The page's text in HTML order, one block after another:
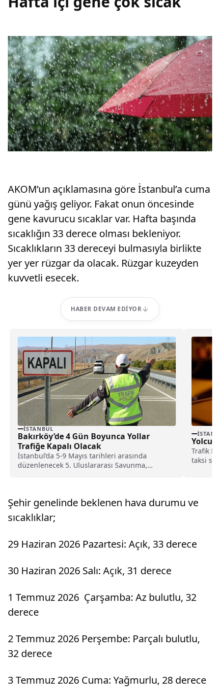
AKOM’un açıklamasına göre İstanbul’a cuma
günü yağış geliyor. Fakat onun öncesinde
gene kavurucu sıcaklar var. Hafta başında
sıcaklığın 33 derece olması bekleniyor.
Sıcaklıkların 33 dereceyi bulmasıyla birlikte
yer yer rüzgar da olacak. Rüzgar kuzeyden
kuvvetli esecek.
HABER DEVAM EDIYOR
İSTANBUL
Bakırköy’de 4 Gün Boyunca Yollar
Trafiğe Kapalı Olacak
İstanbul’da 5-9 Mayıs tarihleri arasında
düzenlenecek 5. Uluslararası Savunma,
Yolcu
Trafik
taksi
Şehir genelinde beklenen hava durumu ve
sıcaklıklar;
29 Haziran 2026 Pazartesi: Açık, 33 derece
30 Haziran 2026 Salı: Açık, 31 derece
1 Temmuz 2026 Çarşamba: Az bulutlu, 32
derece
2 Temmuz 2026 Perşembe: Parçalı bulutlu,
32 derece
3 Temmuz 2026 Cuma: Yağmurlu, 28 derece